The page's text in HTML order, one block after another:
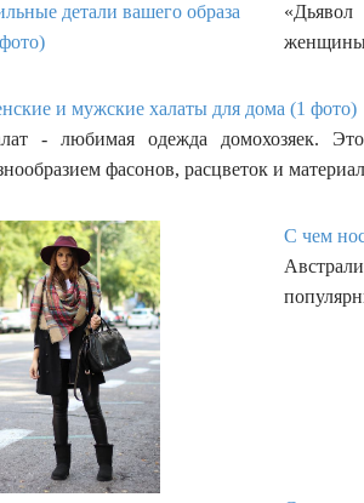
женщины
и мужские халаты для дома (1 фото)
- любимая одежда домохозяек.
фасонов, расцветок и
С чем